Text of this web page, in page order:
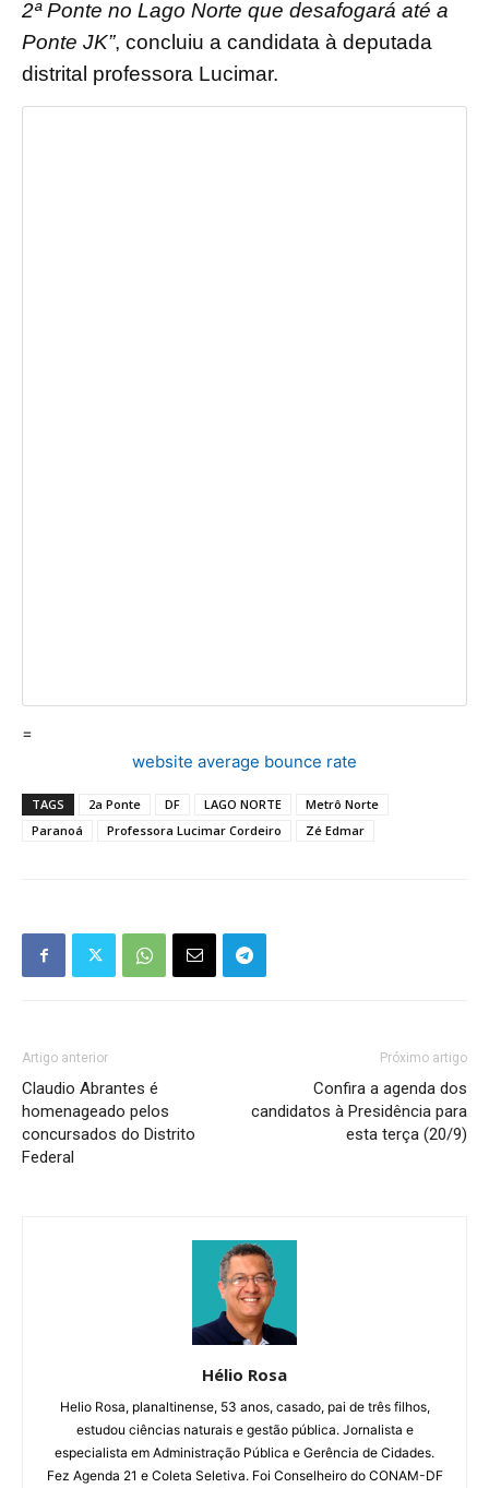
2ª Ponte no Lago Norte que desafogará até a
Ponte JK”, concluiu a candidata à deputada
distrital professora Lucimar.
=
website average bounce rate
TAGS 2a Ponte DF LAGO NORTE
Metrô Norte
Paranoá
Professora Lucimar Cordeiro Zé Edmar
Artigo anterior
Claudio Abrantes é
homenageado pelos
concursados do Distrito
Federal
Próximo artigo
Confira a agenda dos
candidatos à Presidência para
esta terça (20/9)
Hélio Rosa
Helio Rosa, planaltinense, 53 anos, casado, pai de três filhos,
estudou ciências naturais e gestão pública. Jornalista e
especialista em Administração Pública e Gerência de Cidades.
Fez Agenda 21 e Coleta Seletiva. Foi Conselheiro do CONAM-DF